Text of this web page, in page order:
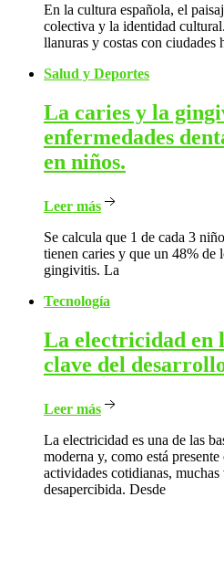
En la cultura española, el
colectiva y la identidad
llanuras y costas con ciudades
Salud y Deportes
La caries y la
enfermedades
en niños.
Leer más
Se calcula que 1 de cada 3
tienen caries y que un 48% de
gingivitis. La
Tecnología
La electricidad en
clave del
Leer más
La electricidad es una de las
moderna y, como está
actividades cotidianas,
desapercibida. Desde